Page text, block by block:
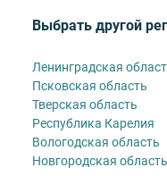
Выбрать другой
Ленинградская
Псковская область
Тверская область
Республика Карелия
Вологодская область
Новгородская область